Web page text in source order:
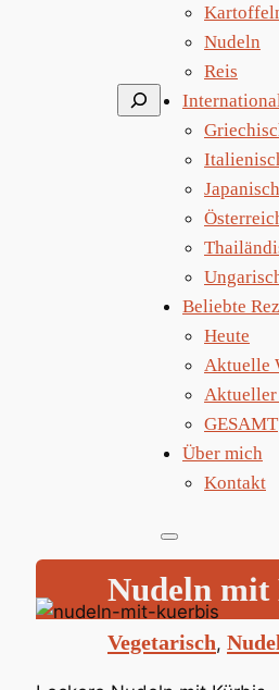
Suchen
Nudeln
Reis
International
Japanisch
Beliebte
Heute
Aktuelle
GESAMT
Über mich
Kontakt
Nudeln
Vegetarisch,